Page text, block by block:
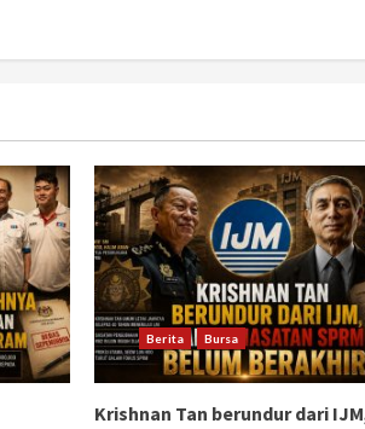
Berita Bursa
Krishnan Tan berundur dari